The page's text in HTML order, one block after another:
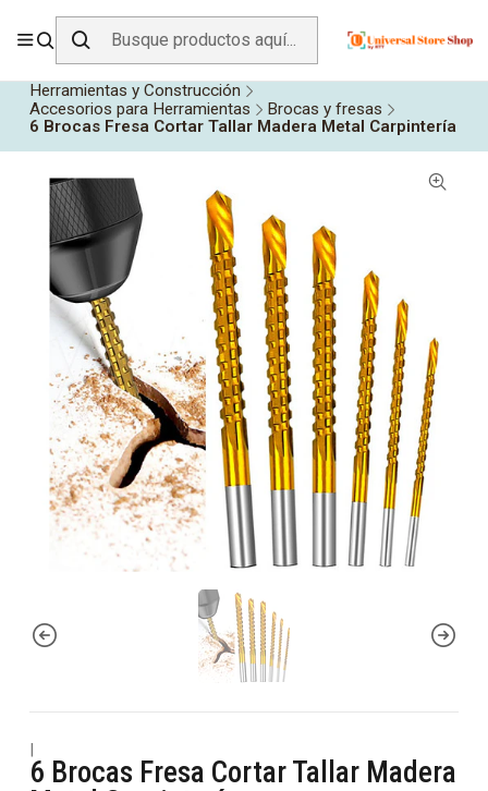
ENVÍO GRATIS SOBRE$19.990EN ZONA CENTRO
Herramientas y Construcción
Accesorios para Herramientas
Brocas y fresas
6 Brocas Fresa Cortar Tallar Madera Metal Carpintería
|
6 Brocas Fresa Cortar Tallar Madera